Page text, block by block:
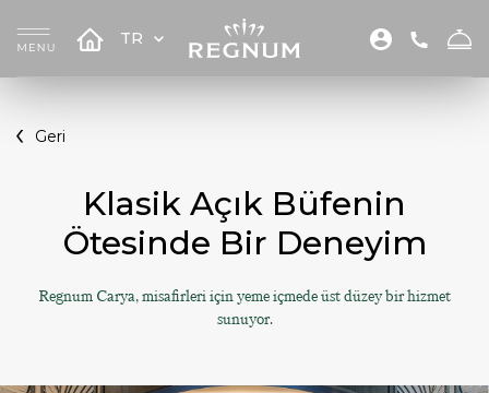
TR
Geri
Klasik Açık Büfenin
Ötesinde Bir Deneyim
Regnum Carya, misafirleri için yeme içmede üst düzey bir hizmet
sunuyor.